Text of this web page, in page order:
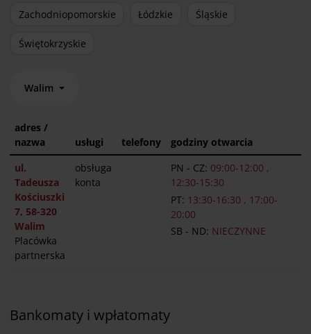
Zachodniopomorskie Łódzkie Śląskie
Świętokrzyskie
Walim
adres /
nazwa
usługi telefony
godziny otwarcia
ul.
Tadeusza
Kościuszki
7, 58-320
Walim
Placówka
partnerska
obsługa
konta
PN - CZ: 09:00-12:00 ,
12:30-15:30
PT: 13:30-16:30 , 17:00-
20:00
SB - ND: NIECZYNNE
Bankomaty i wpłatomaty